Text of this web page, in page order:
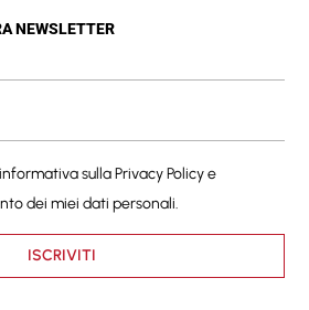
NEWSLETTER
sullaPrivacy Policye
dei miei dati personali.
ISCRIVITI